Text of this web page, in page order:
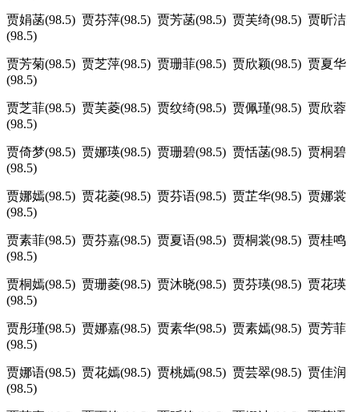
贾娟菡(98.5) 贾芬萍(98.5) 贾芳菡(98.5) 贾芙绮(98.5) 贾昕洁
(98.5)
贾芳菊(98.5) 贾芝萍(98.5) 贾珊菲(98.5) 贾欣颖(98.5) 贾夏华
(98.5)
贾芝菲(98.5) 贾芙菱(98.5) 贾纹绮(98.5) 贾佩瑾(98.5) 贾欣蓉
(98.5)
贾倚梦(98.5) 贾娜瑛(98.5) 贾珊碧(98.5) 贾恬菡(98.5) 贾桐碧
(98.5)
贾娜嫣(98.5) 贾花菱(98.5) 贾芬语(98.5) 贾芷华(98.5) 贾娜裳
(98.5)
贾素菲(98.5) 贾芬嘉(98.5) 贾夏语(98.5) 贾桐裳(98.5) 贾桂鸣
(98.5)
贾桐嫣(98.5) 贾珊菱(98.5) 贾沐晓(98.5) 贾芬瑛(98.5) 贾花瑛
(98.5)
贾彤瑾(98.5) 贾娜嘉(98.5) 贾素华(98.5) 贾素嫣(98.5) 贾芳菲
(98.5)
贾娜语(98.5) 贾花嫣(98.5) 贾桃嫣(98.5) 贾芸翠(98.5) 贾佳润
(98.5)